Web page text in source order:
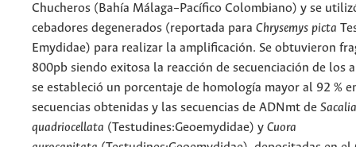
Chucheros (Bahía Málaga–Pacífico Colombiano) y se
cebadores degenerados (reportada para Chrysemys picta
Emydidae) para realizar la amplificación. Se obtuvieron
800pb siendo exitosa la reacción de secuenciación de los
se estableció un porcentaje de homología mayor al 92 %
secuencias obtenidas y las secuencias de ADNmt de Sacalia
quadriocellata (Testudines:Geoemydidae) y Cuora